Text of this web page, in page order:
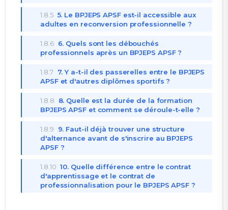
1.8.5 5. Le BPJEPS APSF est-il accessible aux
adultes en reconversion professionnelle ?
1.8.6 6. Quels sont les débouchés
professionnels après un BPJEPS APSF ?
1.8.7 7. Y a-t-il des passerelles entre le BPJEPS
APSF et d'autres diplômes sportifs ?
1.8.8
8. Quelle est la durée de la formation
BPJEPS APSF et comment se déroule-t-elle ?
1.8.9
9. Faut-il déjà trouver une structure
d'alternance avant de s'inscrire au BPJEPS
APSF ?
1.8.10 10. Quelle différence entre le contrat
d'apprentissage et le contrat de
professionnalisation pour le BPJEPS APSF ?